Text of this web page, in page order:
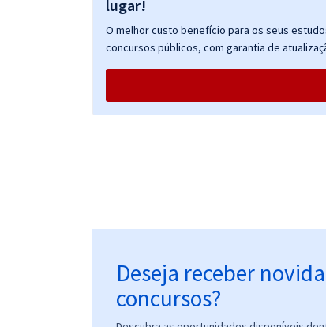
lugar!
O melhor custo benefício para os seus
concursos públicos, com garantia de
Deseja receber
concursos?